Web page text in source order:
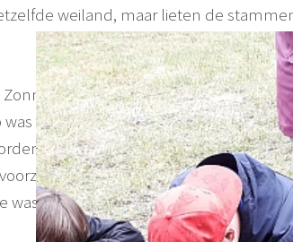
weiland, maar lieten de
beschikken vaak niet over
geen stromend water. Water van de
en het gebruik van een tuinslang
zijn schapen van water door
was voor mij om meerdere praktische